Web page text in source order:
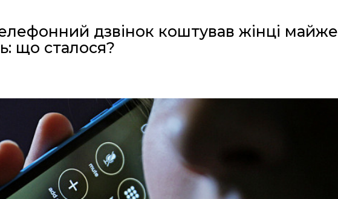
дзвінок коштував жінці майже
що сталося?